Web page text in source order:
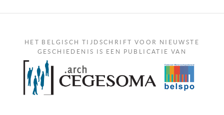
HET BELGISCH TIJDSCHRIFT VOOR NIEUWSTE
GESCHIEDENIS IS EEN PUBLICATIE VAN